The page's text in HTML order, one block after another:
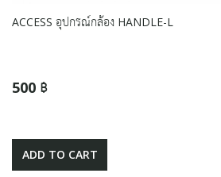
ACCESS อุปกรณ์กล้อง HANDLE-L
500 ฿
ADD TO CART